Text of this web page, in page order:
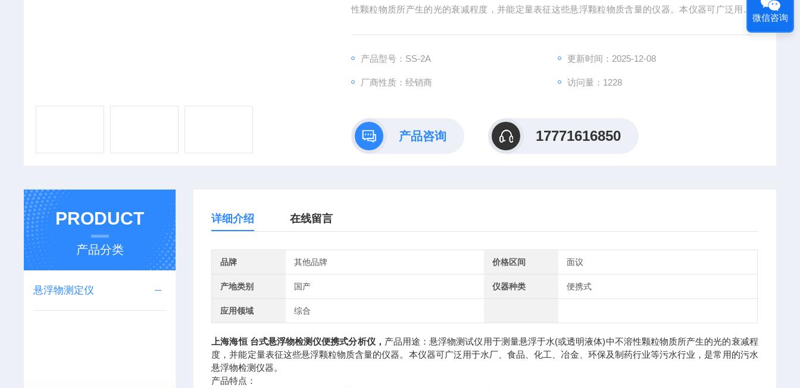
性颗粒物质所产生的光的衰减程度，并能定量表征这些悬浮颗粒物质含量的仪器。本仪器可广泛用于
产品型号：SS-2A 更新时间：2025-12-08
厂商性质：经销商 访问量：1228
产品咨询 17771616850
PRODUCT
产品分类
悬浮物测定仪
详细介绍 在线留言
品牌 其他品牌 价格区间 面议
产地类别 国产 仪器种类 便携式
应用领域 综合
上海海恒 台式悬浮物检测仪便携式分析仪， 产品用途：悬浮物测试仪用于测量悬浮于水(或透明液体)中不溶性颗粒物质所产生的光的衰减程
度，并能定量表征这些悬浮颗粒物质含量的仪器。本仪器可广泛用于水厂、食品、化工、冶金、环保及制药行业等污水行业，是常用的污水
悬浮物检测仪器。
产品特点：
微信咨询